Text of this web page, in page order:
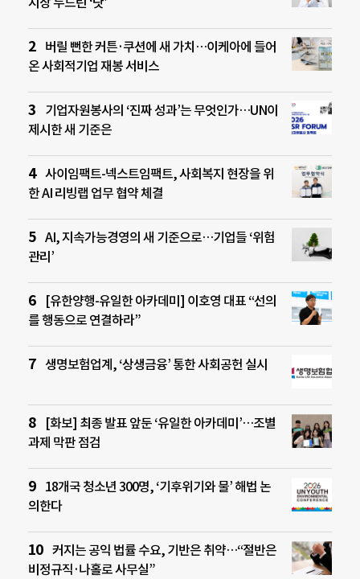
버릴 뻔한 커튼·쿠션에 새 가치…이케아에 들어
온 사회적기업 재봉 서비스
기업자원봉사의 ‘진짜 성과’는 무엇인가…UN이
제시한 새 기준은
사이임팩트-넥스트임팩트, 사회복지 현장을 위
한 AI 리빙랩 업무 협약 체결
AI, 지속가능경영의 새 기준으로…기업들 ‘위험
관리’
[유한양행-유일한 아카데미] 이호영 대표 “선의
를 행동으로 연결하라”
생명보험업계, ‘상생금융’ 통한 사회공헌 실시
[화보] 최종 발표 앞둔 ‘유일한 아카데미’…조별
과제 막판 점검
18개국 청소년 300명, ‘기후위기와 물’ 해법 논
의한다
커지는 공익 법률 수요, 기반은 취약…“절반은
비정규직·나홀로 사무실”